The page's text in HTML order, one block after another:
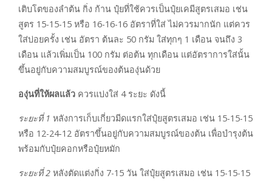
เติบโตของลำต้น กิ่ง ก้าน ปุ๋ยที่ใช้ควรเป็นปุ๋ยเคมีสูตรเสมอ เช่น
สูตร 15-15-15 หรือ 16-16-16 อัตราที่ใส่ ไม่ควรมากนัก แต่ควร
ใส่บ่อยครั้ง เช่น อัตรา ต้นละ 50 กรัม ใส่ทุกๆ 1 เดือน จนถึง 3
เดือน แล้วเพิ่มเป็น 100 กรัม ต่อต้น ทุกเดือน แต่อัตราการใส่นั้น
ขึ้นอยู่กับความสมบูรณ์ของต้นองุ่นด้วย
องุ่นที่ให้ผลแล้ว ควรแบ่งใส่ 4 ระยะ ดังนี้
ระยะที่ 1 หลังการเก็บเกี่ยวมีดแรกใส่ปุ๋ยสูตรเสมอ เช่น 15-15-15
หรือ 12-24-12 อัตราขึ้นอยู่กับความสมบูรณ์ของต้น เพื่อบำรุงต้น
พร้อมกับปุ๋ยคอกหรือปุ๋ยหมัก
ระยะที่2 หลังตัดแต่งกิ่ง 7-15 วัน ใส่ปุ๋ยสูตรเสมอ เช่น 15-15-15